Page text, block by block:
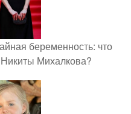
беременность: что
Михалкова?